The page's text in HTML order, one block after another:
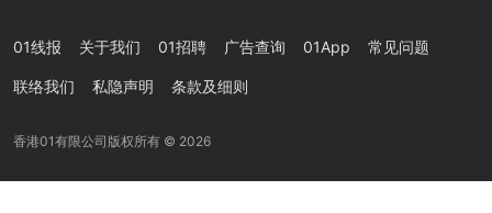
01线报 关于我们 01招聘 广告查询 01App 常见问题
联络我们 私隐声明 条款及细则
香港01有限公司版权所有 © 2026